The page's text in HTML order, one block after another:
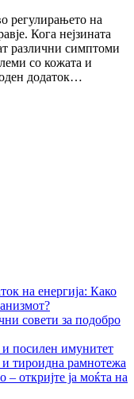
регулирањето на
Кога нејзината
различни симптоми
со кожата и
додаток…
на енергија: Како
совети за подобро
и посилен имунитет
и тироидна рамнотежа
– откријте ја моќта на